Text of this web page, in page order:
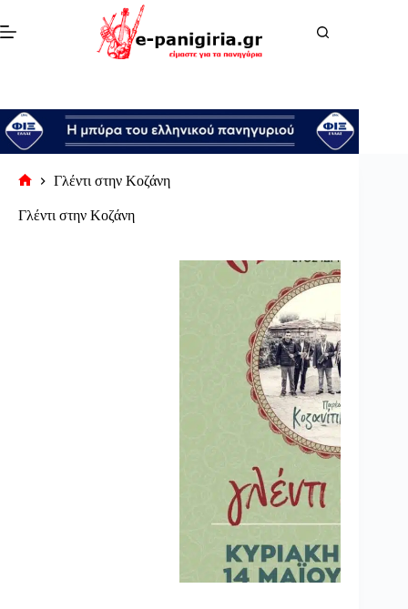
στο
περιεχόμενο
σελίδα
Γλέντι στην Κοζάνη
Γλέντι στην Κοζάνη